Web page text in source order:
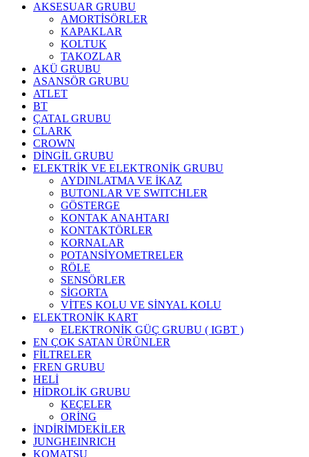
AKSESUAR GRUBU
AMORTİSÖRLER
KAPAKLAR
KOLTUK
TAKOZLAR
AKÜ GRUBU
ASANSÖR GRUBU
ATLET
BT
ÇATAL GRUBU
CLARK
CROWN
DİNGİL GRUBU
ELEKTRİK VE ELEKTRONİK GRUBU
AYDINLATMA VE İKAZ
BUTONLAR VE SWITCHLER
GÖSTERGE
KONTAK ANAHTARI
KONTAKTÖRLER
KORNALAR
POTANSİYOMETRELER
RÖLE
SENSÖRLER
SİGORTA
VİTES KOLU VE SİNYAL KOLU
ELEKTRONİK KART
ELEKTRONİK GÜÇ GRUBU ( IGBT )
EN ÇOK SATAN ÜRÜNLER
FİLTRELER
FREN GRUBU
HELİ
HİDROLİK GRUBU
KEÇELER
ORİNG
İNDİRİMDEKİLER
JUNGHEINRICH
KOMATSU